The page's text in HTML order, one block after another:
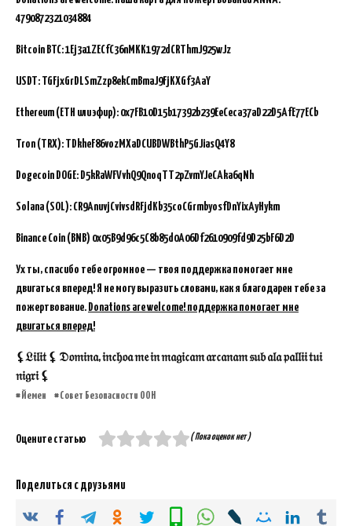
4790872321034884
Bitcoin BTC:1Ej3a1ZECfC36nMKK1972dCRThmJ925wJz
USDT: TGFjxGrDLSmZzp8ekCmBmaJ9FjKXGf3AaY
Ethereum (ETH или эфир): 0x7FB10D15b17392b239EeCeca37aD22D5AfE77ECb
Tron (TRX): TDkheF86vozMXaDCUBDWBthP5GJiasQ4Y8
Dogecoin DOGE: D5kRaWFVvhQ9QnoqTT2pZvmYJeCAka6qNh
Solana (SOL): CR9AnuvjCvivsdRFjdKb35coCGrmbyosfDnYixAyHykm
Binance Coin (BNB) 0x05B9d96c5C8b85d0A06Df2610909fd9D25bF6D2D
Ух ты, спасибо тебе огромное — твоя поддержка помогает мне
двигаться вперед! Я не могу выразить словами, как я благодарен тебе за
пожертвование. Donations are welcome! поддержка помогает мне
двигаться вперед!
⚸𝔏𝔦𝔩𝔦𝔱 ⚸ 𝔇𝔬𝔪𝔦𝔫𝔞, 𝔦𝔫𝔠𝔥𝔬𝔞 𝔪𝔢 𝔦𝔫 𝔪𝔞𝔤𝔦𝔠𝔞𝔪 𝔞𝔯𝔠𝔞𝔫𝔞𝔪 𝔰𝔲𝔟 𝔞𝔩𝔞 𝔭𝔞𝔩𝔩𝔦𝔦 𝔱𝔲𝔦
𝔫𝔦𝔤𝔯𝔦 ⚸
Йемен Совет Безопасности ООН
Оцените статью ( Пока оценок нет )
Поделиться с друзьями